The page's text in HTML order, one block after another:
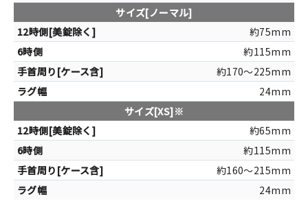
サイズ[ノーマル]
約75mm
約115mm
約170～225mm
24mm
サイズ[XS]※
約65mm
約115mm
約160～215mm
24mm